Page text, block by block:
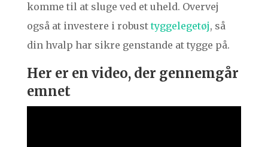
komme til at sluge ved et uheld. Overvej
også at investere i robust tyggelegetøj, så
din hvalp har sikre genstande at tygge på.
Her er en video, der gennemgår
emnet